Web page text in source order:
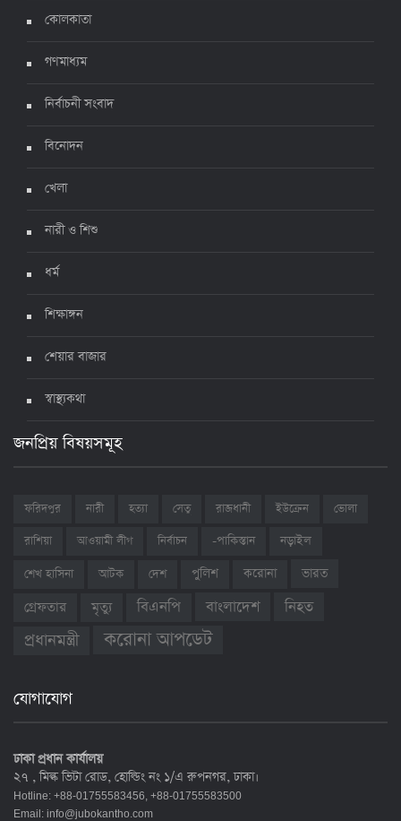
ঊর্ধ্বগতিতে সংক্রমণ, স্বাস্থ্যবিধিতে উদাসীনতা
কোলকাতা
গণমাধ্যম
নির্বাচনী সংবাদ
বিনোদন
খেলা
নারী ও শিশু
ধর্ম
শিক্ষাঙ্গন
শেয়ার বাজার
স্বাস্থ্যকথা
জনপ্রিয় বিষয়সমূহ
ফরিদপুর নারী হত্যা সেতু রাজধানী ইউক্রেন
ভোলা
রাশিয়া
আওয়ামী লীগ নির্বাচন -পাকিস্তান নড়াইল
শেখ হাসিনা আটক দেশ পুলিশ করোনা
ভারত
গ্রেফতার
মৃত্যু বিএনপি বাংলাদেশ নিহত
প্রধানমন্ত্রী করোনা আপডেট
যোগাযোগ
ঢাকা প্রধান কার্যালয়
২৭ , মিল্ক ভিটা রোড, হোল্ডিং নং ১/এ রুপনগর, ঢাকা।
Hotline: +88-01755583456, +88-01755583500
Email: info@jubokantho.com